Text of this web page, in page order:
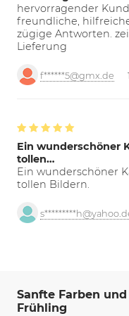
hervorragender
freundliche,
zügige Antworten.
Lieferung
f******5@gmx.de
Ein wunderschöner
tollen…
Ein wunderschöner
tollen Bildern.
Sanfte Farben
Frühling